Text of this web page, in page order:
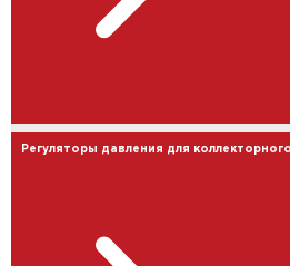
Регуляторы давления для